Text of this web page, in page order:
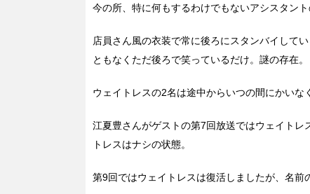
今の所、特に何もするわけでもないアシスタン
店員さん風の衣装で常に後ろにスタンバイして
ともなくただ後ろで笑っているだけ。謎の存在。
ウェイトレスの2名は途中からいつの間にかいな
江夏豊さんがゲストの第7回放送ではウェイト
トレスはナシの状態。
第9回ではウェイトレスは復活しましたが、名前